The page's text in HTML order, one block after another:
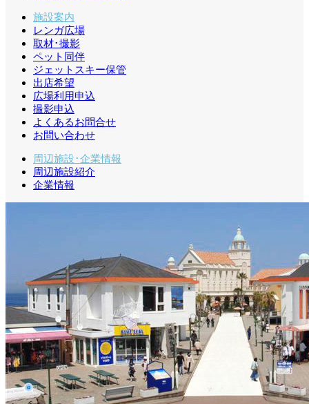
施設案内
レンガ広場
取材･撮影
ペット同伴
ジェットスキー保管
出店希望
広場利用申込
撮影申込
よくあるお問合せ
お問い合わせ
周辺施設･企業情報
周辺施設紹介
企業情報